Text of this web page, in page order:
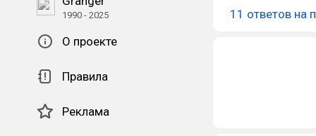
1990 - 2025
О проекте
Правила
Реклама
11 ответов на